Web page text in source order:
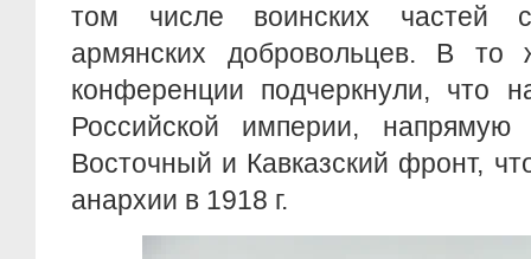
том числе воинских частей
армянских добровольцев. В то
конференции подчеркнули, что
Российской империи, напрямую
Восточный и Кавказский фронт,
анархии в 1918 г.